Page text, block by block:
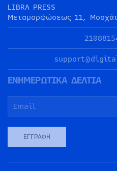
LIBRA PRESS
Μεταμορφώσεως 11,
ΕΝΗΜΕΡΩΤΙΚΑ ΔΕΛΤΙΑ
ΕΓΓΡΑΦΉ